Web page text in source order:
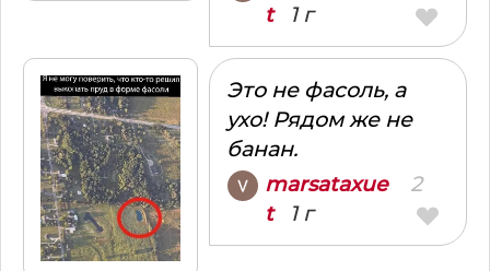
t1 г
Это не фасоль, а
ухо! Рядом же не
банан.
marsataxue
t1 г
2